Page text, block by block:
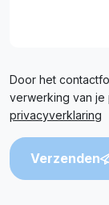
Door het
verwerking van
privacyverklaring
Verzenden